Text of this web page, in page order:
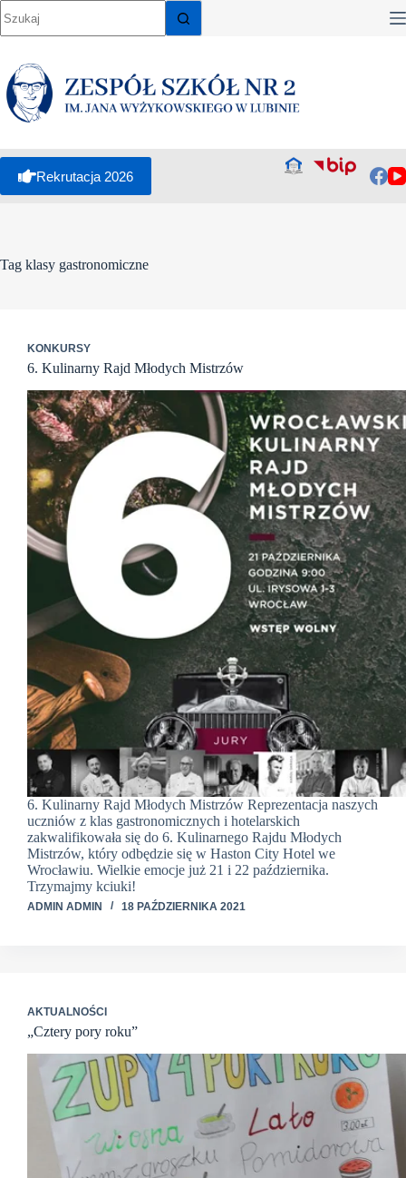
do
treści
Rekrutacja 2026
Tag klasy gastronomiczne
KONKURSY
6. Kulinarny Rajd Młodych Mistrzów
6. Kulinarny Rajd Młodych Mistrzów Reprezentacja naszych
uczniów z klas gastronomicznych i hotelarskich
zakwalifikowała się do 6. Kulinarnego Rajdu Młodych
Mistrzów, który odbędzie się w Haston City Hotel we
Wrocławiu. Wielkie emocje już 21 i 22 października.
Trzymajmy kciuki!
ADMIN ADMIN 18 PAŹDZIERNIKA 2021
AKTUALNOŚCI
„Cztery pory roku”